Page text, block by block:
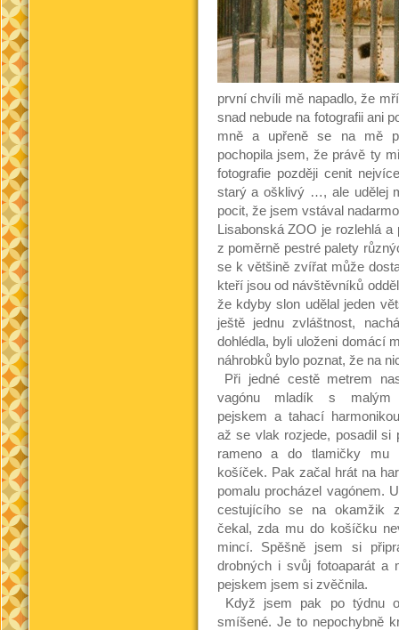
první chvíli mě napadlo, že
snad nebude na fotografii ani
mně a upřeně se na mě
pochopila jsem, že právě ty
fotografie později cenit
starý a ošklivý …, ale udělej
pocit, že jsem vstával
Lisabonská ZOO je rozlehlá
z poměrně pestré palety
se k většině zvířat může
kteří jsou od návštěvníků
že kdyby slon udělal jeden
ještě jednu zvláštnost,
dohlédla, byli uloženi domácí
náhrobků bylo poznat, že na
Při jedné cestě metrem
vagónu mladík s malým
pejskem a tahací
až se vlak rozjede, posadil si
rameno a do tlamičky mu
košíček. Pak začal hrát na
pomalu procházel vagónem.
cestujícího se na okamžik
čekal, zda mu do košíčku
mincí. Spěšně jsem si
drobných i svůj fotoaparát a
pejskem jsem si zvěčnila.
Když jsem pak po týdnu
smíšené. Je to nepochybně